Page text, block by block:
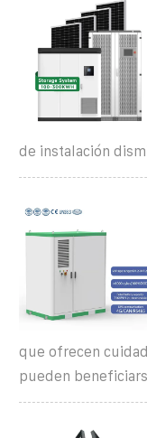
de instalación
que ofrecen
pueden